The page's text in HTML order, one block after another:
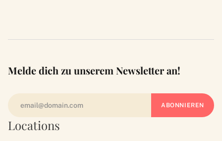
Locations
Melde dich zu unserem Newsletter an!